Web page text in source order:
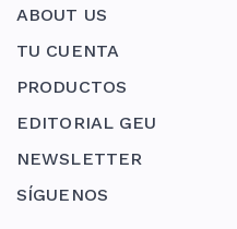
ABOUT US
TU CUENTA
PRODUCTOS
EDITORIAL GEU
NEWSLETTER
SÍGUENOS